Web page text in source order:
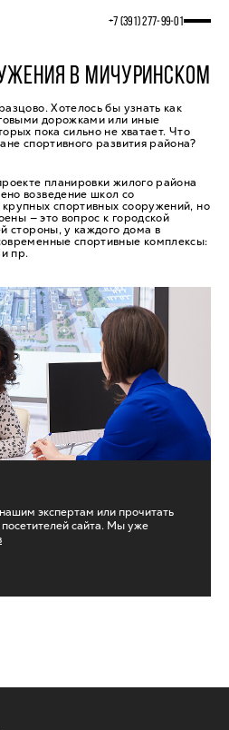
+7 (391) 277‒99‒01
В МИЧУРИНСКОМ
Хотелось бы узнать как
дорожками или иные
пока сильно не хватает. Что
спортивного развития района?
планировки жилого района
возведение школ со
спортивных сооружений, но
— это вопрос к городской
стороны, у каждого дома в
спортивные комплексы:
пр.
экспертам или прочитать
сайта. Мы уже